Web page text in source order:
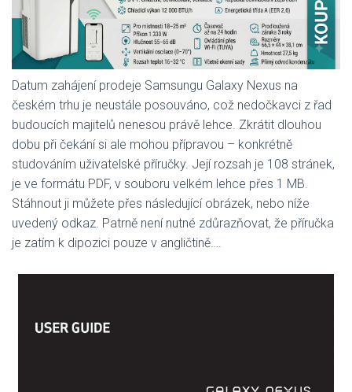
Datum zahájení prodeje Samsungu Galaxy Nexus na
českém trhu je neustále posouváno, což nedočkavci z řad
budoucích majitelů nenesou právě lehce. Zkrátit dlouhou
dobu při čekání si ale mohou přípravou – konkrétně
studováním uživatelské příručky. Její rozsah je 108 stránek,
je ve formátu PDF, v souboru velkém lehce přes 1 MB.
Stáhnout ji můžete přes následující obrázek, nebo níže
uvedený odkaz. Patrně není nutné zdůrazňovat, že příručka
je zatím k dipozici pouze v angličtině….